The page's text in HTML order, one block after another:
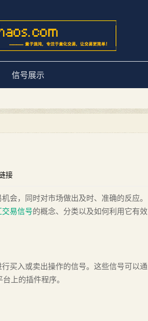
信号展示
接
会，同时对市场做出及时、准确的反应。
交易信号的概念、分类以及如何利用它有效
买入或卖出操作的信号。这些信号可以通
上的插件程序。